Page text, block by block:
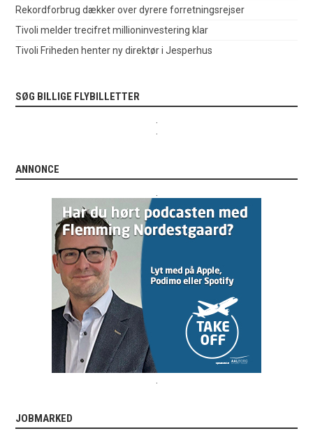
Rekordforbrug dækker over dyrere forretningsrejser
Tivoli melder trecifret millioninvestering klar
Tivoli Friheden henter ny direktør i Jesperhus
SØG BILLIGE FLYBILLETTER
ANNONCE
JOBMARKED